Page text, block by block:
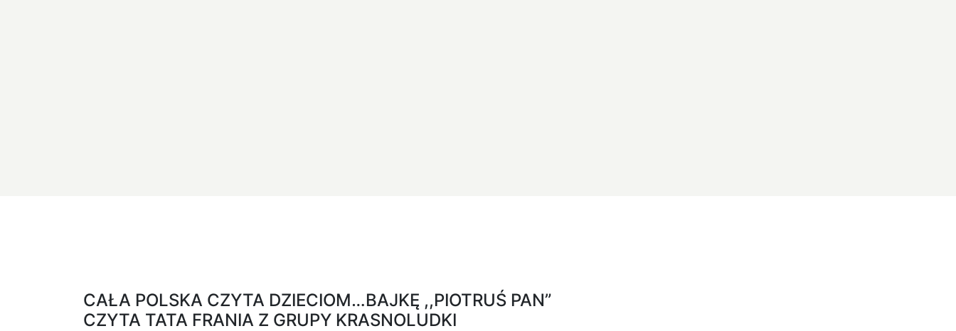
CAŁA POLSKA CZYTA DZIECIOM…BAJKĘ ,,PIOTRUŚ PAN”
CZYTA TATA FRANIA Z GRUPY KRASNOLUDKI